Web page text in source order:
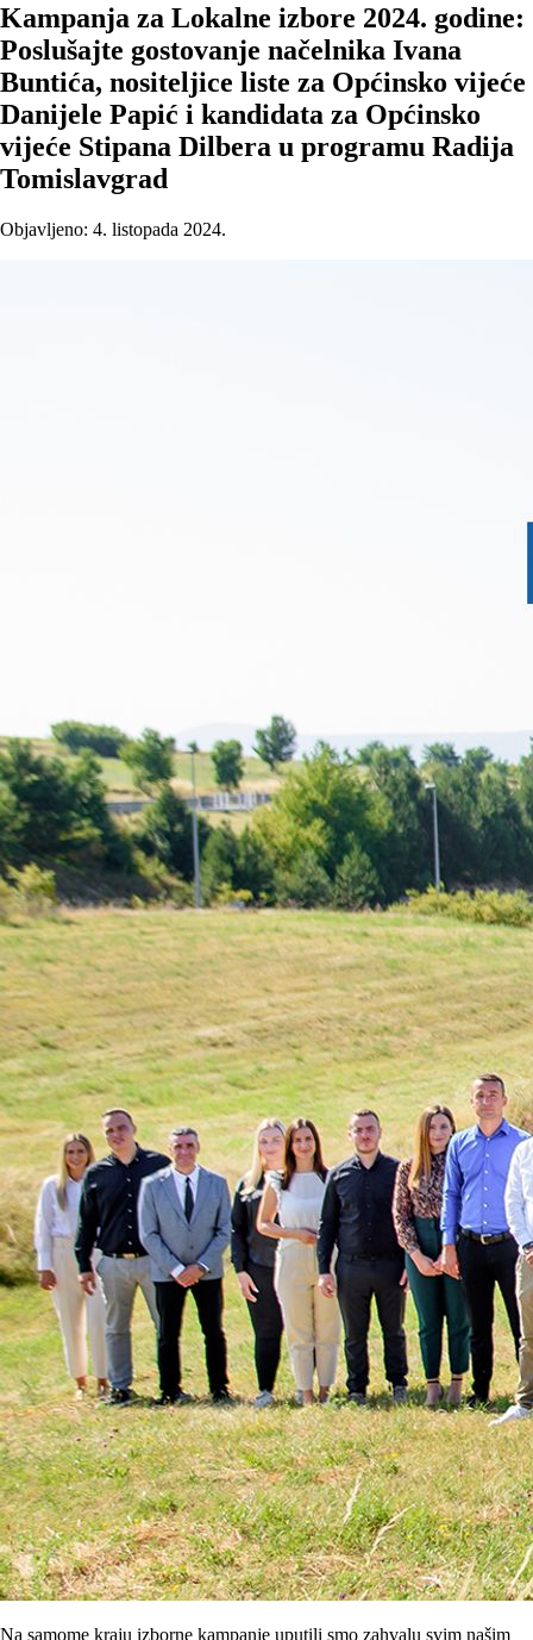
Kampanja za Lokalne izbore 2024. godine:
Poslušajte gostovanje načelnika Ivana
Buntića, nositeljice liste za Općinsko vijeće
Danijele Papić i kandidata za Općinsko
vijeće Stipana Dilbera u programu Radija
Tomislavgrad
Objavljeno: 4. listopada 2024.
Na samome kraju izborne kampanje uputili smo zahvalu svim našim